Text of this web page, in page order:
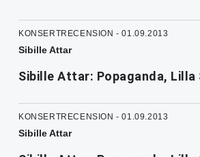
KONSERTRECENSION - 01.09.2013
Sibille Attar
Sibille Attar: Popaganda, Lilla
KONSERTRECENSION - 01.09.2013
Sibille Attar